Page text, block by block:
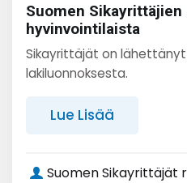
Suomen
hyvinvointilaista
Sikayrittäjät on lähettänyt
lakiluonnoksesta.
Lue Lisää
Suomen Sikayrittäjät